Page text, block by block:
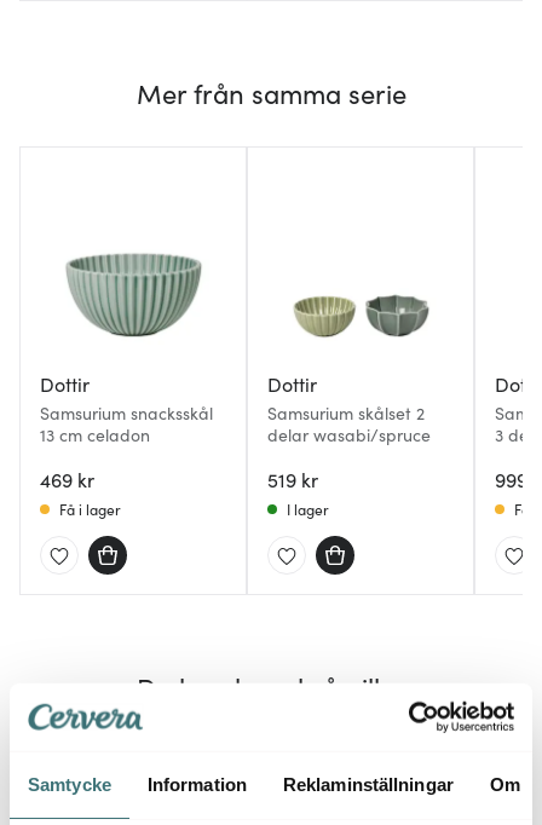
Samtycke Information Reklaminställningar Om
Mer från samma serie
Dottir
Samsurium snacksskål
13 cm celadon
469 kr
Få i lager
Dottir
Samsurium skålset 2
delar wasabi/spruce
519 kr
I lager
3
999
Få
Du kanske också gillar